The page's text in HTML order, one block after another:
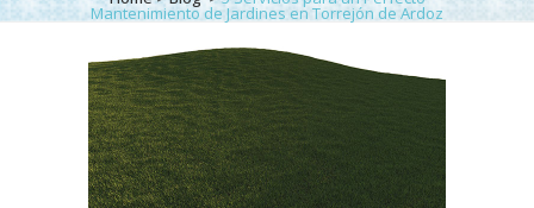
Mantenimiento de Jardines en Torrejón de Ardoz